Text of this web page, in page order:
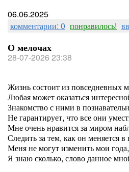
06.06.2025
комментарии: 0 понравилось!
О мелочах
28-07-2026 23:38
Жизнь состоит из повседневных
Любая может оказаться
Знакомство с ними в
Не гарантирует, что все они
Мне очень нравится за миром
Следить за тем, как он меняется в
Меня не могут изменить мои года,
Я знаю сколько, слово данное